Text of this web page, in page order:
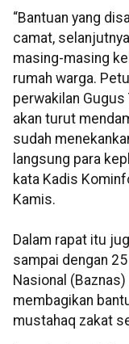
“Bantuan yang
camat,
masing-masing
rumah warga.
perwakilan
akan turut
sudah
langsung para
kata Kadis
Kamis.
Dalam rapat itu
sampai dengan
Nasional
membagikan
mustahaq zakat